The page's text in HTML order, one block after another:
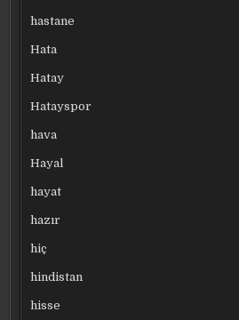
hastane
Hata
Hatay
Hatayspor
hava
Hayal
hayat
hazır
hiç
hindistan
hisse